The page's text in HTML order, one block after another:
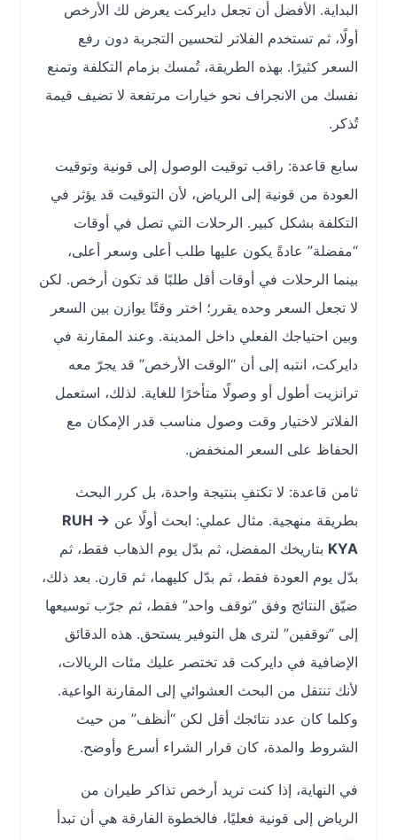
البداية. الأفضل أن تجعل دايركت يعرض لك الأرخص
أولًا، ثم تستخدم الفلاتر لتحسين التجربة دون رفع
السعر كثيرًا. بهذه الطريقة، تُمسك بزمام التكلفة وتمنع
نفسك من الانجراف نحو خيارات مرتفعة لا تضيف قيمة
سابع قاعدة: راقب توقيت الوصول إلى قونية وتوقيت
العودة من قونية إلى الرياض، لأن التوقيت قد يؤثر في
التكلفة بشكل كبير. الرحلات التي تصل في أوقات
“مفضلة” عادةً يكون عليها طلب أعلى وسعر أعلى،
بينما الرحلات في أوقات أقل طلبًا قد تكون أرخص. لكن
لا تجعل السعر وحده يقرر؛ اختر وقتًا يوازن بين السعر
وبين احتياجك الفعلي داخل المدينة. وعند المقارنة في
دايركت، انتبه إلى أن “الوقت الأرخص” قد يجرّ معه
ترانزيت أطول أو وصولًا متأخرًا للغاية. لذلك، استعمل
الفلاتر لاختيار وقت وصول مناسب قدر الإمكان مع
الحفاظ على السعر المنخفض.
ثامن قاعدة: لا تكتفِ بنتيجة واحدة، بل كرر البحث
بطريقة منهجية. مثال عملي: ابحث أولًا عنRUH →
بتاريخك المفضل، ثم بدّل يوم الذهاب فقط، ثم
بدّل يوم العودة فقط، ثم بدّل كليهما، ثم قارن. بعد ذلك،
ضيّق النتائج وفق “توقف واحد” فقط، ثم جرّب توسيعها
إلى “توقفين” لترى هل التوفير يستحق. هذه الدقائق
الإضافية في دايركت قد تختصر عليك مئات الريالات،
لأنك تنتقل من البحث العشوائي إلى المقارنة الواعية.
وكلما كان عدد نتائجك أقل لكن “أنظف” من حيث
الشروط والمدة، كان قرار الشراء أسرع وأوضح.
في النهاية، إذا كنت تريد أرخص تذاكر طيران من
الرياض إلى قونية فعليًا، فالخطوة الفارقة هي أن تبدأ